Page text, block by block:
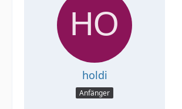
holdi
Anfänger